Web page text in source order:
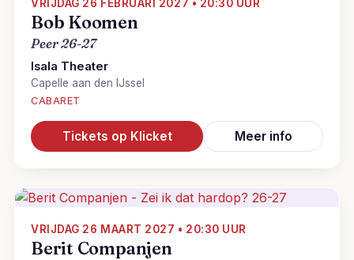
VRIJDAG 26 FEBRUARI 2027 • 20:30 UUR
Bob Koomen
Peer 26-27
Isala Theater
Capelle aan den IJssel
CABARET
Tickets op Klicket Meer info
VRIJDAG 26 MAART 2027 • 20:30 UUR
Berit Companjen